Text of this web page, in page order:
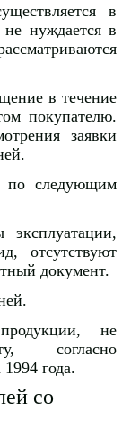
в
нуждается в
в течение
покупателю.
заявки
по следующим
отсутствуют
документ.
не
согласно
года.
со